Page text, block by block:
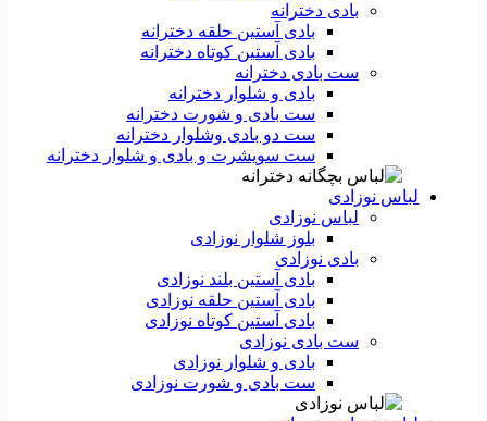
بادی دخترانه
بادی آستین حلقه دخترانه
بادی آستین کوتاه دخترانه
ست بادی دخترانه
بادی و شلوار دخترانه
ست بادی و شورت دخترانه
ست دو بادی وشلوار دخترانه
ست سویشرت و بادی و شلوار دخترانه
لباس نوزادی
لباس نوزادی
بلوز شلوار نوزادی
بادی نوزادی
بادی آستین بلند نوزادی
بادی آستین حلقه نوزادی
بادی آستین کوتاه نوزادی
ست بادی نوزادی
بادی و شلوار نوزادی
ست بادی و شورت نوزادی